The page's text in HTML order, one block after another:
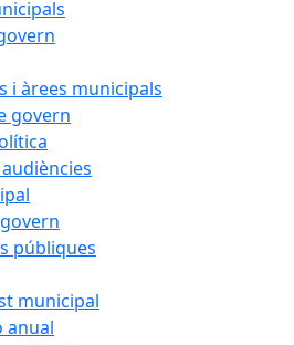
i àrees municipals
govern
públiques
municipal
anual